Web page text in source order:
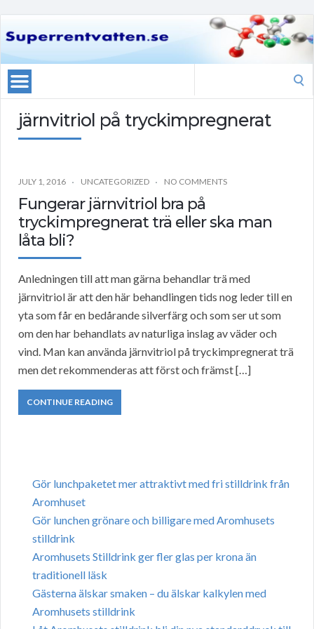
järnvitriol på tryckimpregnerat
JULY 1, 2016 UNCATEGORIZED NO COMMENTS
Fungerar järnvitriol bra på
tryckimpregnerat trä eller ska man
låta bli?
Anledningen till att man gärna behandlar trä med
järnvitriol är att den här behandlingen tids nog leder till en
yta som får en bedårande silverfärg och som ser ut som
om den har behandlats av naturliga inslag av väder och
vind. Man kan använda järnvitriol på tryckimpregnerat trä
men det rekommenderas att först och främst […]
CONTINUE READING
Gör lunchpaketet mer attraktivt med fri stilldrink från
Aromhuset
Gör lunchen grönare och billigare med Aromhusets
stilldrink
Aromhusets Stilldrink ger fler glas per krona än
traditionell läsk
Gästerna älskar smaken – du älskar kalkylen med
Aromhusets stilldrink